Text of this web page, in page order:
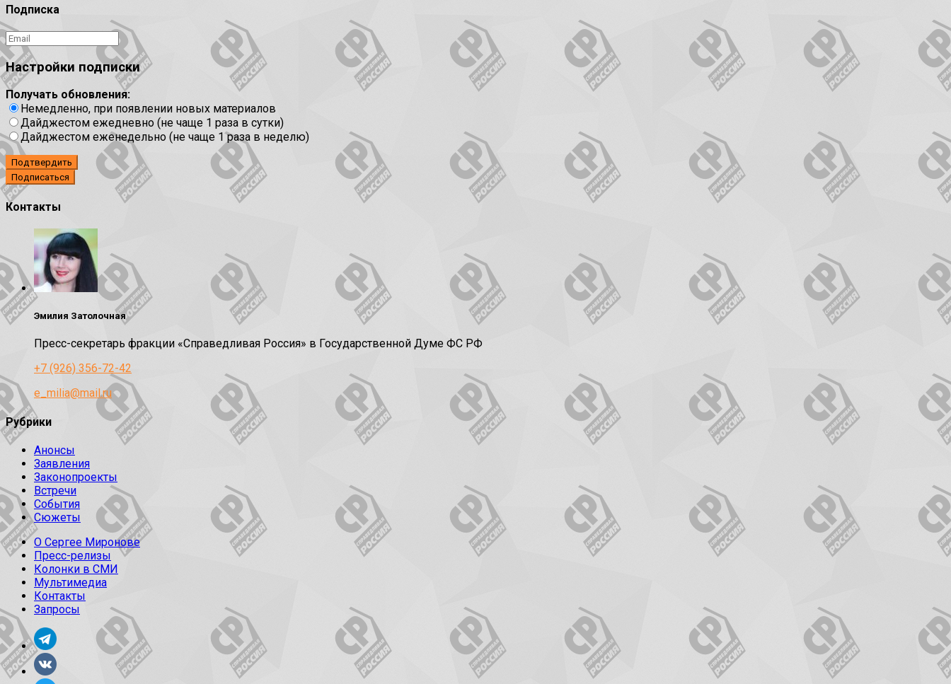
Подписка
Настройки подписки
Получать обновления:
Немедленно, при появлении новых материалов
Дайджестом ежедневно (не чаще 1 раза в сутки)
Дайджестом еженедельно (не чаще 1 раза в неделю)
Подтвердить
Контакты
Эмилия Затолочная
Пресс-секретарь фракции «Справедливая Россия» в Государственной Думе ФС РФ
+7 (926) 356-72-42
e_milia@mail.ru
Рубрики
Анонсы
Заявления
Законопроекты
Встречи
События
Сюжеты
О Сергее Миронове
Пресс-релизы
Колонки в СМИ
Мультимедиа
Контакты
Запросы